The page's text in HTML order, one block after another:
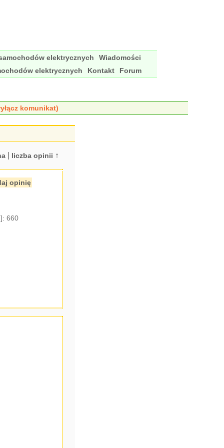
elektrycznych
Wiadomości
elektrycznych Kontakt Forum
komunikat)
| liczba opinii ↑
opinię
660